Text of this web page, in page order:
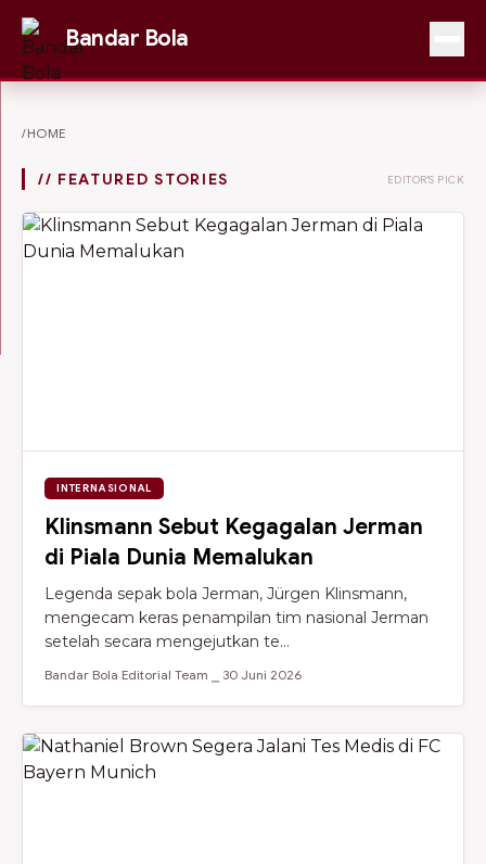
Bandar Bola
/HOME
// FEATURED STORIES EDITOR'S PICK
INTERNASIONAL
Klinsmann Sebut Kegagalan Jerman
di Piala Dunia Memalukan
Legenda sepak bola Jerman, Jürgen Klinsmann,
mengecam keras penampilan tim nasional Jerman
setelah secara mengejutkan te...
Bandar Bola Editorial Team ⎯ 30 Juni 2026